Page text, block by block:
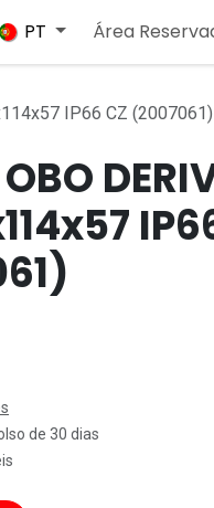
PT Área
IP66 CZ (2007061)
de 30 dias